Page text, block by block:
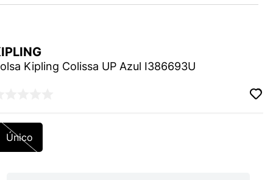
Kipling Colissa UP Azul I386693U
Único
VANS ULTRARANGE